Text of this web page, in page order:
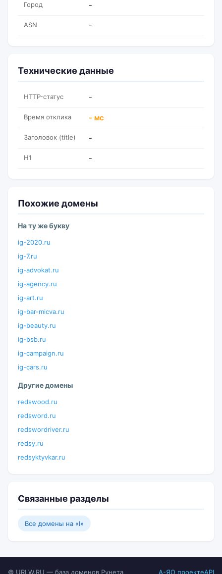
Город -
ASN -
Технические данные
HTTP-статус -
Время отклика - мс
Заголовок (title) -
H1 -
Похожие домены
На ту же букву
ig-2020.ru
ig-7.ru
ig-advokat.ru
ig-agency.ru
ig-art.ru
ig-bar-micva.ru
ig-beauty.ru
ig-bsb.ru
ig-campaign.ru
ig-cars.ru
Другие домены
redswood.ru
redsword.ru
redswordriver.ru
redsy.ru
redsyktyvkar.ru
Связанные разделы
Все домены на «I»
© URLW.RU — база доменов Рунета А-ЯО проектеAPI